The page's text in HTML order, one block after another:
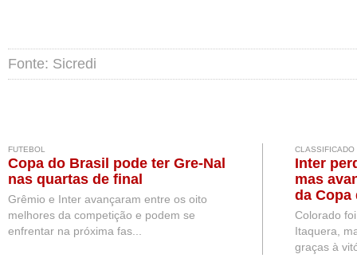
Fonte: Sicredi
FUTEBOL
Copa do Brasil pode ter Gre-Nal
nas quartas de final
Grêmio e Inter avançaram entre os oito
melhores da competição e podem se
enfrentar na próxima fas...
CLASSIFICADO
Inter
mas
da Copa
Colorado
Itaquera,
graças à